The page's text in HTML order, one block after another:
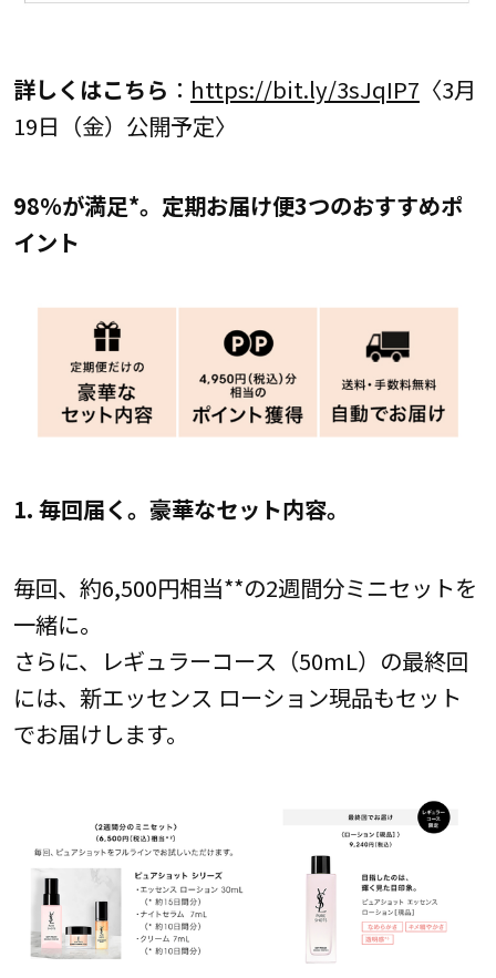
詳しくはこちら ： https://bit.ly/3sJqIP7 〈3月
19日（金）公開予定〉
98%が満足*。定期お届け便3つのおすすめポ
イント
1. 毎回届く。豪華なセット内容。
毎回、約6,500円相当**の2週間分ミニセットを
一緒に。
さらに、レギュラーコース（50mL）の最終回
には、新エッセンス ローション現品もセット
でお届けします。